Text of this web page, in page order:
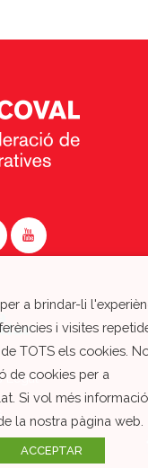
Legal
a brindar-li
i visites
TOTS els cookies.
de cookies per a
Si vol més
la nostra pàgina web.
ACCEPTAR